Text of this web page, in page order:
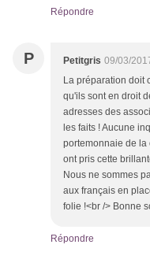
Répondre
P Petitgris 09/03/
La préparation doit
qu'ils sont en droit
adresses des
les faits ! Aucune
portemonnaie de la
ont pris cette
Nous ne sommes
aux français en
folie !<br />
Répondre